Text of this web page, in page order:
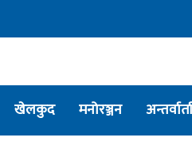
खेलकुद मनोरञ्जन अन्तर्वार्ता